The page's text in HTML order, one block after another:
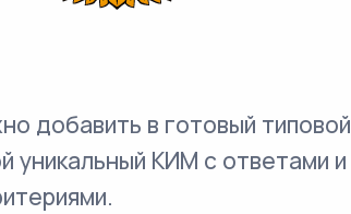
добавить в готовый типовой
уникальный КИМ с ответами и